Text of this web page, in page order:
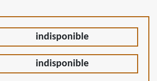
indisponible
indisponible